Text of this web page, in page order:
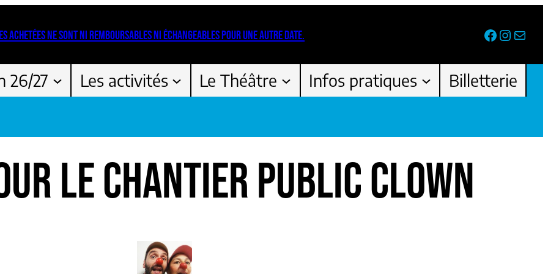
ACHETÉES NE SONT NI REMBOURSABLES NI ÉCHANGEABLES POUR UNE AUTRE DATE. Facebook
26/27 Les activités Le Théâtre Infos pratiques Billetterie
LE CHANTIER PUBLIC CLOWN